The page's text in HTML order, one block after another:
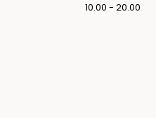
10.00 - 20.00